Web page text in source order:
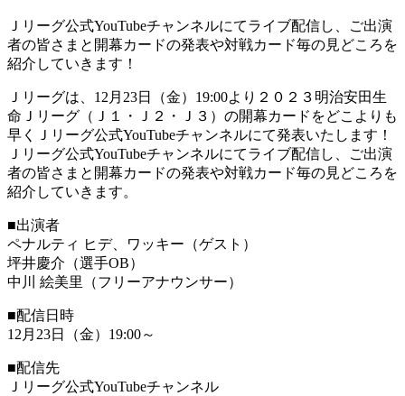
Ｊリーグ公式YouTubeチャンネルにてライブ配信し、ご出演
者の皆さまと開幕カードの発表や対戦カード毎の見どころを
紹介していきます！
Ｊリーグは、12月23日（金）19:00より２０２３明治安田生
命Ｊリーグ（Ｊ１・Ｊ２・Ｊ３）の開幕カードをどこよりも
早くＪリーグ公式YouTubeチャンネルにて発表いたします！
Ｊリーグ公式YouTubeチャンネルにてライブ配信し、ご出演
者の皆さまと開幕カードの発表や対戦カード毎の見どころを
紹介していきます。
■出演者
ペナルティ ヒデ、ワッキー（ゲスト）
坪井慶介（選手OB）
中川 絵美里（フリーアナウンサー）
■配信日時
12月23日（金）19:00～
■配信先
Ｊリーグ公式YouTubeチャンネル